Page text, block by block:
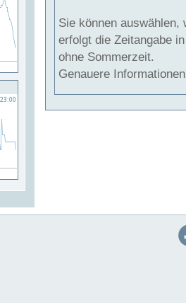
Sie können auswählen,
erfolgt die Zeitangabe
ohne Sommerzeit.
Genauere